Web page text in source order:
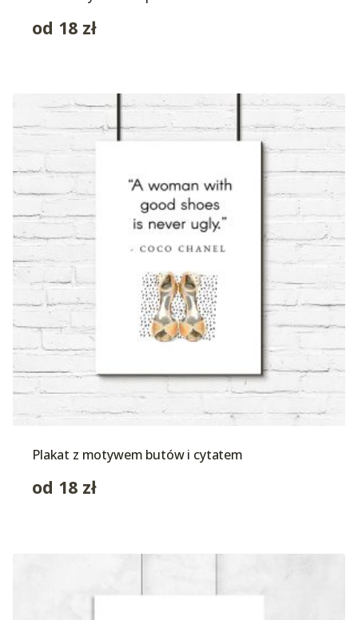
od 18 zł
Plakat z motywem butów i cytatem
od 18 zł